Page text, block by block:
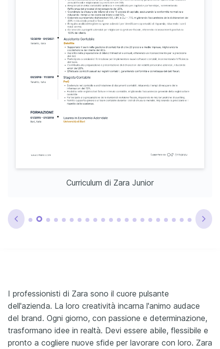
Curriculum di Zara Junior
I professionisti di Zara sono il cuore pulsante
dell'azienda. La loro creatività incarna l'animo audace
del brand. Ogni giorno, con passione e determinazione,
trasformano idee in realtà. Devi essere abile, flessibile e
pronto a cogliere nuove sfide per lavorare con loro. Zara